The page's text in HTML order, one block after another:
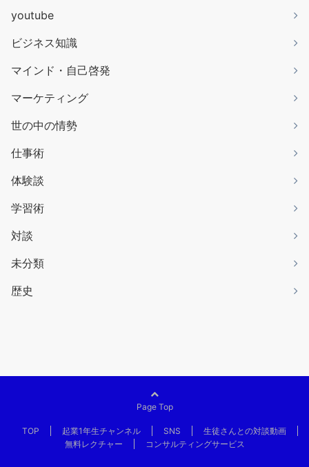
youtube
ビジネス知識
マインド・自己啓発
マーケティング
世の中の情勢
仕事術
体験談
学習術
対談
未分類
歴史
Page Top
TOP 起業1年生チャンネル SNS
生徒さんとの対談動画
無料レクチャー
コンサルティングサービス